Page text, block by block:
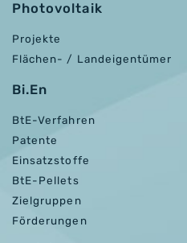
Photovoltaik
Projekte
Flächen- / Landeigentümer
Bi.En
BtE-Verfahren
Patente
Einsatzstoffe
BtE-Pellets
Zielgruppen
Förderungen